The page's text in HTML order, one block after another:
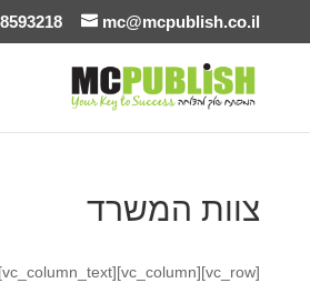
mc@mcpublish.co.il
צוות המשרד
[vc_row][vc_column][vc_column_text]